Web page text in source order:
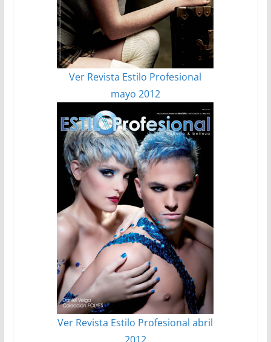
Ver Revista Estilo Profesional
mayo 2012
Ver Revista Estilo Profesional abril